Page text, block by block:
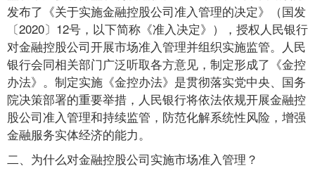
发布了《关于实施金融控股公司准入管理的决定》（国发
〔2020〕12号，以下简称《准入决定》），授权人民银行
对金融控股公司开展市场准入管理并组织实施监管。人民
银行会同相关部门广泛听取各方意见，制定形成了《金控
办法》。制定实施《金控办法》是贯彻落实党中央、国务
院决策部署的重要举措，人民银行将依法依规开展金融控
股公司准入管理和持续监管，防范化解系统性风险，增强
金融服务实体经济的能力。
二、为什么对金融控股公司实施市场准入管理？